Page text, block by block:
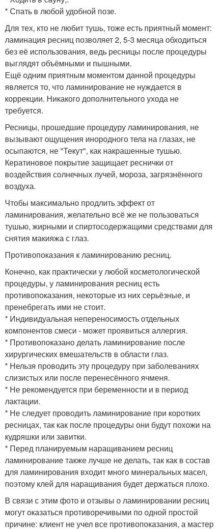
* Спать в любой удобной позе.
Для тех, кто не любит тушь, тоже есть приятный момент:
ламинация ресниц позволяет 2, 5-3 месяца обходиться
без её использования, ведь ресницы после процедуры
выглядят объёмными и пышными.
Ещё одним приятным моментом данной процедуры
является то, что ламинирование не нуждается в
коррекции. Никакого дополнительного ухода не
требуется.
Ресницы, прошедшие процедуру ламинирования, не
вызывают ощущения инородного тела на глазах, не
осыпаются, не "Текут", как накрашенные тушью.
Кератиновое покрытие защищает реснички от
воздействия солнечных лучей, мороза, загрязнённого
воздуха.
Чтобы максимально продлить эффект от
ламинирования, желательно всё же не пользоваться
тушью, жирными и спиртосодержащими средствами для
снятия макияжа с глаз.
Противопоказания к ламинированию ресниц.
Конечно, как практически у любой косметологической
процедуры, у ламинирования ресниц есть
противопоказания, некоторые из них серьёзные, и
пренебрегать ими не стоит.
* Индивидуальная непереносимость отдельных
компонентов смеси - может проявиться аллергия.
* Противопоказано делать ламинирование после
хирургических вмешательств в области глаз.
* Нельзя проводить эту процедуру при заболеваниях
слизистых или после перенесённого ячменя.
* Не рекомендуется при беременности и в период
лактации.
* Не следует проводить ламинирование при коротких
ресницах, так как после процедуры они будут похожи на
кудряшки или завитки.
* Перед планируемым наращиванием ресниц
ламинирование также лучше не делать, так как в состав
для ламинирования входит много минеральных масел,
поэтому клей для наращивания будет держаться плохо.
В связи с этим фото и отзывы о ламинировании ресниц
могут оказаться противоречивыми по одной простой
причине: клиент не учел все противопоказания, а мастер